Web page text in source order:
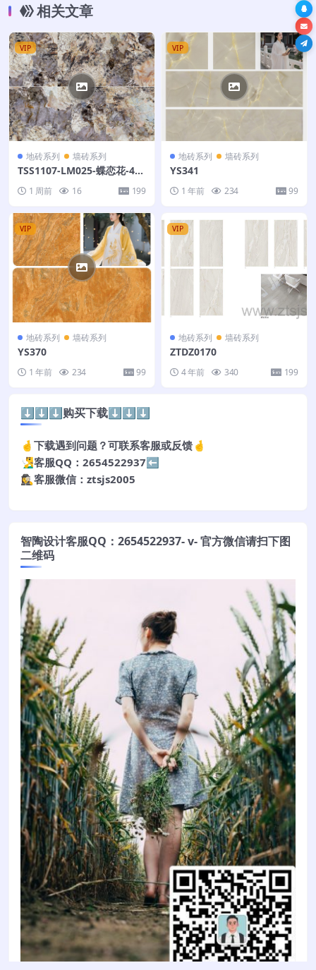
相关文章
VIP
地砖系列 墙砖系列
TSS1107-LM025-蝶恋花-400
1 周前 16 199
VIP
地砖系列 墙砖系列
YS341
1 年前 234 99
VIP
地砖系列 墙砖系列
YS370
1 年前 234 99
VIP
地砖系列 墙砖系列
ZTDZ0170
4 年前 340 199
⬇️⬇️⬇️购买下载⬇️⬇️⬇️
🤞下载遇到问题？可联系客服或反馈🤞
🧏‍♂️客服QQ：2654522937⬅️
🕵️‍♀️客服微信：ztsjs2005
智陶设计客服QQ：2654522937- v- 官方微信请扫下图
二维码